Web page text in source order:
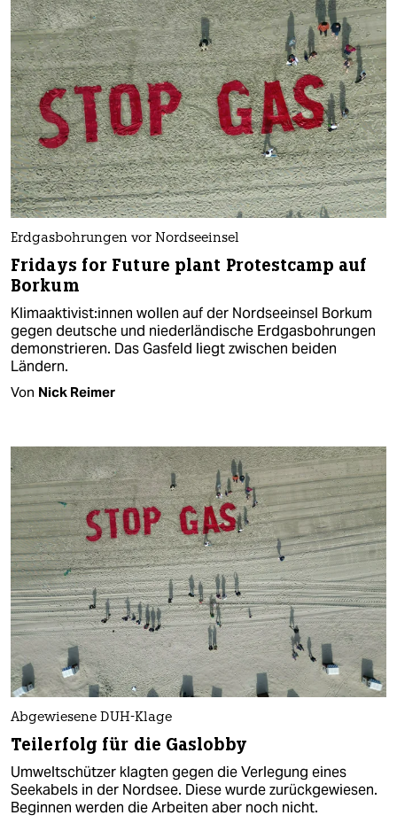
Erdgasbohrungen vor Nordseeinsel
Fridays for Future plant Protestcamp auf
Borkum
Klimaak­ti­vist:in­nen wollen auf der Nordseeinsel Borkum
gegen deutsche und niederländische Erdgasbohrungen
demonstrieren. Das Gasfeld liegt zwischen beiden
Ländern.
Von Nick Reimer
Abgewiesene DUH-Klage
Teilerfolg für die Gaslobby
Umweltschützer klagten gegen die Verlegung eines
Seekabels in der Nordsee. Diese wurde zurückgewiesen.
Beginnen werden die Arbeiten aber noch nicht.